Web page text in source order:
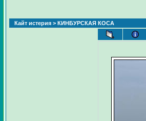
Кайт истерия > КИНБУРСКАЯ КОСА